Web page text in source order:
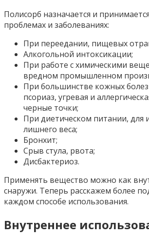
Полисорб назначается и
проблемах и заболеваниях:
При переедании, пищевых
Алкогольной интоксикации;
При работе с химическими
вредном промышленном
При большинстве кожных
псориаз, угревая и
черные точки;
При диетическом питании, для
лишнего веса;
Бронхит;
Срыв стула, рвота;
Дисбактериоз.
Применять вещество можно как
снаружи. Теперь расскажем более
каждом способе использования.
Внутреннее